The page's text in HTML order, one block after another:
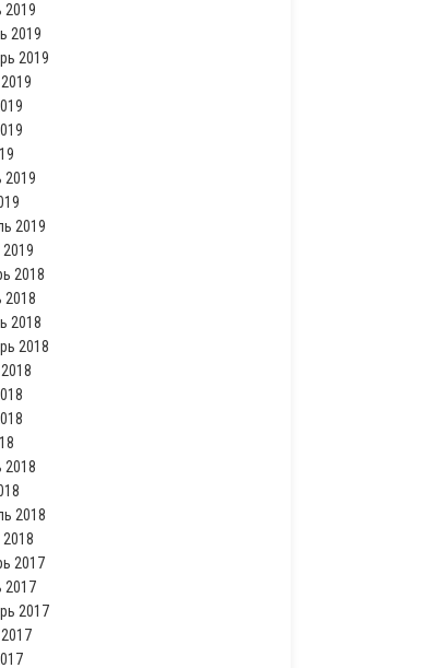
2019
2019
2019
2019
2019
2018
2018
2018
2018
2018
2018
2017
2017
2017